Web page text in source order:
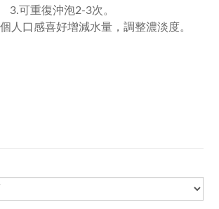
3.可重復沖泡2-3次。
人口感喜好增減水量，調整濃淡度。